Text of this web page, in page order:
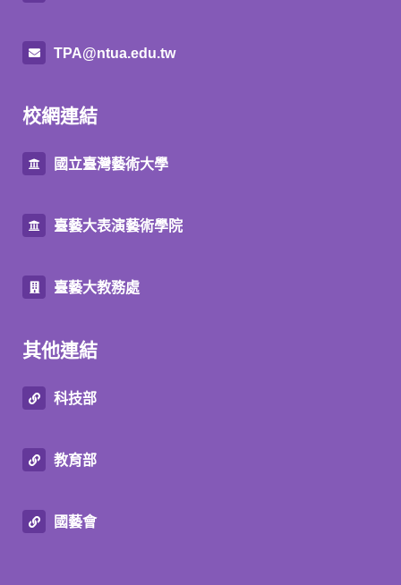
TPA@ntua.edu.tw
校網連結
國立臺灣藝術大學
臺藝大表演藝術學院
臺藝大教務處
其他連結
科技部
教育部
國藝會